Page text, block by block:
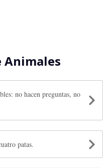
Animales
no hacen preguntas, no
patas.